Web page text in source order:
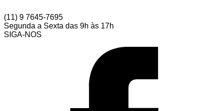
(11) 9 7645-7695
Segunda a Sexta das 9h às 17h
SIGA-NOS